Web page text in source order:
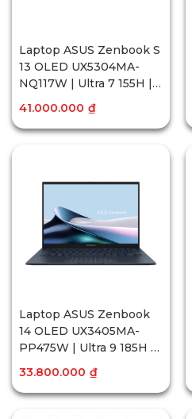
Laptop ASUS Zenbook S
13 OLED UX5304MA-
NQ117W | Ultra 7 155H |
32GB | 1TB SSD | Intel®
Iris® Xe Graphics | 13.3
inch 3K OLED | Win11
41.000.000 ₫
Laptop ASUS Zenbook
14 OLED UX3405MA-
PP475W | Ultra 9 185H |
RAM 32GB | 1TB SSD |
Intel® Arc™ Graphics |
14 inch 3K OLED | Win11
33.800.000 ₫